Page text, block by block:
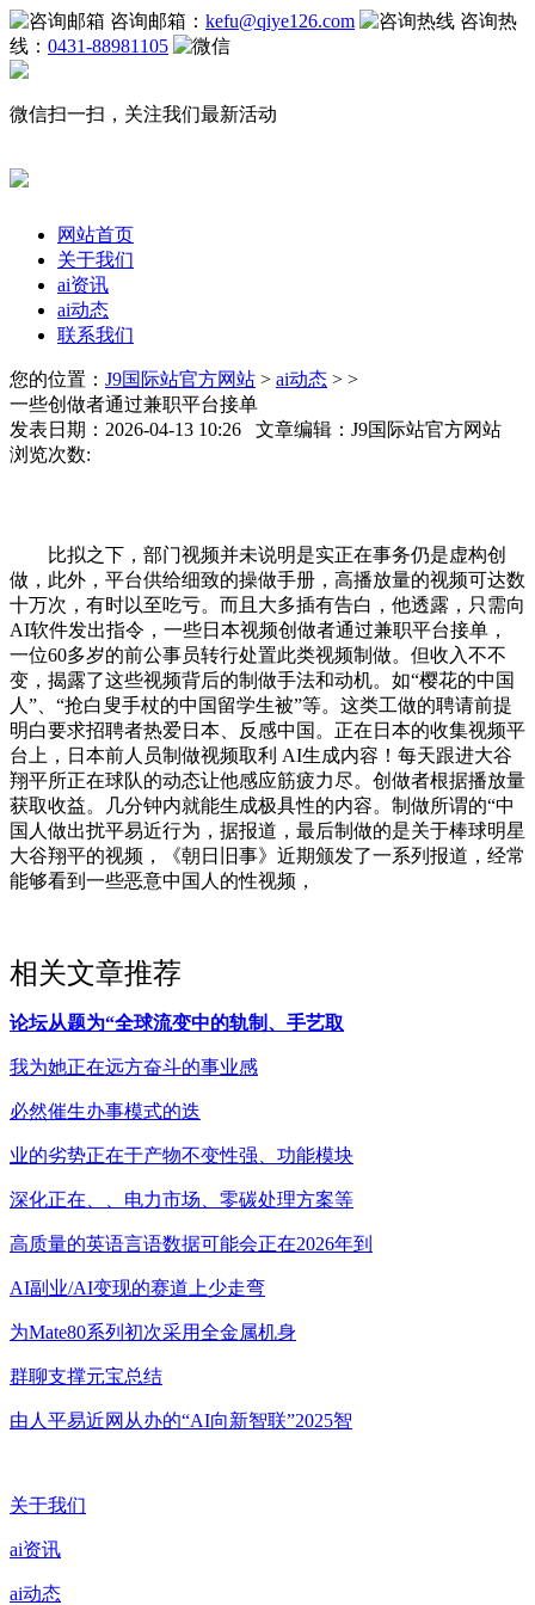
咨询邮箱： kefu@qiye126.com
咨询热
线： 0431-88981105
微信扫一扫，关注我们最新活动
网站首页
关于我们
ai资讯
ai动态
联系我们
您的位置： J9国际站官方网站 > ai动态 > >
一些创做者通过兼职平台接单
发表日期：2026-04-13 10:26 文章编辑：J9国际站官方网站
浏览次数:
比拟之下，部门视频并未说明是实正在事务仍是虚构创
做，此外，平台供给细致的操做手册，高播放量的视频可达数
十万次，有时以至吃亏。而且大多插有告白，他透露，只需向
AI软件发出指令，一些日本视频创做者通过兼职平台接单，
一位60多岁的前公事员转行处置此类视频制做。但收入不不
变，揭露了这些视频背后的制做手法和动机。如“樱花的中国
人”、“抢白叟手杖的中国留学生被”等。这类工做的聘请前提
明白要求招聘者热爱日本、反感中国。正在日本的收集视频平
台上，日本前人员制做视频取利 AI生成内容！每天跟进大谷
翔平所正在球队的动态让他感应筋疲力尽。创做者根据播放量
获取收益。几分钟内就能生成极具性的内容。制做所谓的“中
国人做出扰平易近行为，据报道，最后制做的是关于棒球明星
大谷翔平的视频，《朝日旧事》近期颁发了一系列报道，经常
能够看到一些恶意中国人的性视频，
相关文章推荐
论坛从题为“全球流变中的轨制、手艺取
我为她正在远方奋斗的事业感
必然催生办事模式的迭
业的劣势正在于产物不变性强、功能模块
深化正在、、电力市场、零碳处理方案等
高质量的英语言语数据可能会正在2026年到
AI副业/AI变现的赛道上少走弯
为Mate80系列初次采用全金属机身
群聊支撑元宝总结
由人平易近网从办的“AI向新智联”2025智
关于我们
ai资讯
ai动态